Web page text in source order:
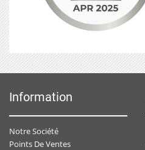
Information
Notre Société
Points De Ventes